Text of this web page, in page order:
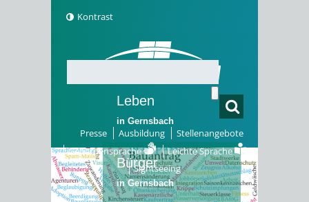
Kontrast
Presse Ausbildung
Stellenangebote
Gebärdensprache
Leichte Sprache
Sightseeing
Leben
in Gernsbach
Bürger
in Gernsbach